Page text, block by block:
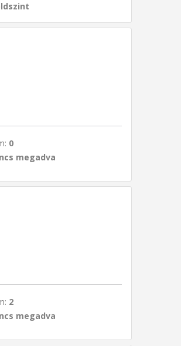
0
megadva
2
megadva